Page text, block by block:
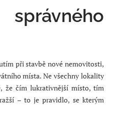
při stavbě nové nemovitosti,
místa. Ne všechny lokality
že čím lukrativnější místo, tím
– to je pravidlo, se kterým